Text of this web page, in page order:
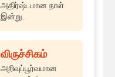
அதிர்ஷ்டமான நாள்
இன்று.
விருச்சிகம்
அறிவுப்பூர்வமான